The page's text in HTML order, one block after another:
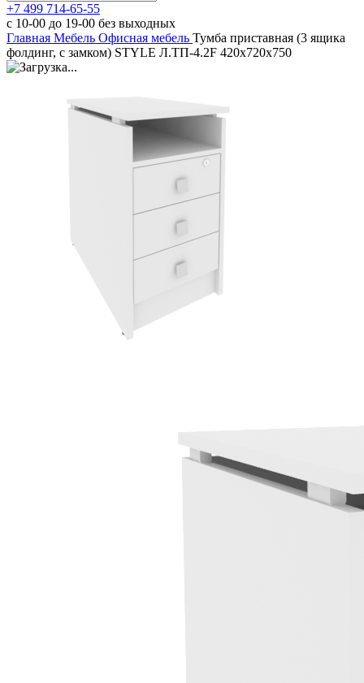
+7 499 714-65-55
с 10-00 до 19-00 без выходных
Главная Мебель Офисная мебель Тумба приставная (3 ящика
фолдинг, с замком) STYLE Л.ТП-4.2F 420х720х750